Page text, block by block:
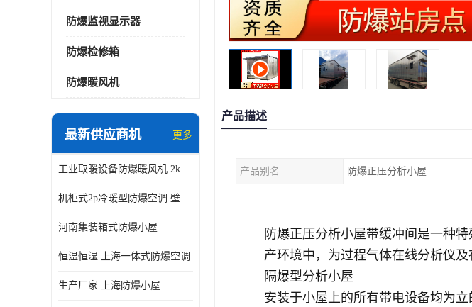
防爆监视显示器
防爆检修箱
防爆暖风机
最新供应商机 更多
工业取暖设备防爆暖风机 2kw-30kw 壁挂式、立式
机柜式2p冷暖型防爆空调 壁挂式防爆空调 定制厂家
河南集装箱式防爆小屋
恒温恒湿 上海一体式防爆空调
生产厂家 上海防爆小屋
产品描述
产品别名 防爆正压分析小屋
防爆正压分析小屋带缓冲间是一种
产环境中，为过程气体在线分析仪
隔爆型分析小屋
安装于小屋上的所有带电设备均为